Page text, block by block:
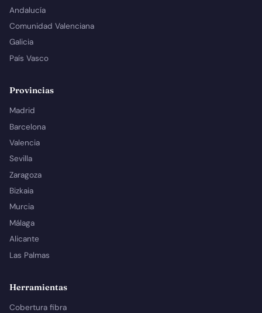
Andalucía
Comunidad Valenciana
Galicia
País Vasco
Provincias
Madrid
Barcelona
Valencia
Sevilla
Zaragoza
Bizkaia
Murcia
Málaga
Alicante
Las Palmas
Herramientas
Cobertura fibra